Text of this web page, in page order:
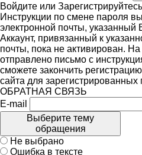
Войдите или Зарегистрируйтесь
Инструкции по смене пароля
электронной почты, указанный
Аккаунт, привязанный к
почты, пока не активирован.
отправлено письмо с
сможете закончить
сайта для зарегистрированных
ОБРАТНАЯ СВЯЗЬ
E-mail
Выберите тему
обращения
Не выбрано
Ошибка в тексте